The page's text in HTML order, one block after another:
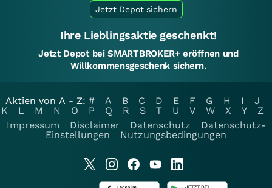
Jetzt Depot sichern
Ihre Lieblingsaktie geschenkt!
Jetzt Depot bei SMARTBROKER+ eröffnen und
Willkommensgeschenk sichern.
Aktien von A - Z: # A B C D E F G H I
J
K
L M N O P Q R S T U V W X Y
Z
Impressum
Disclaimer Datenschutz
Datenschutz-
Einstellungen
Nutzungsbedingungen